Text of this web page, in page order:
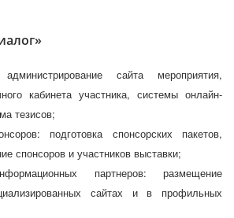
сайта мероприятия,
кабинета участника, системы онлайн-
тезисов;
подготовка спонсорских пакетов,
спонсоров и участников выставки;
партнеров: размещение
сайтах и в профильных